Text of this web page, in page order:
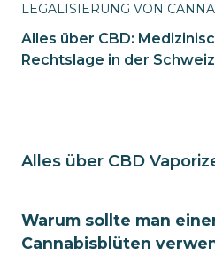
LEGALISIERUNG VON
Alles über CBD:
Rechtslage in der Schweiz
Alles über CBD
Warum sollte man
Cannabisblüten